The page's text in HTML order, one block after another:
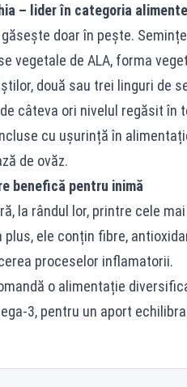
– lider în categoria
găsește doar în pește.
vegetale de ALA, forma
două sau trei linguri de
câteva ori nivelul regăsit în
cu ușurință în
de ovăz.
benefică pentru inimă
la rândul lor, printre cele
plus, ele conțin fibre,
proceselor inflamatorii.
o alimentație
3, pentru un aport